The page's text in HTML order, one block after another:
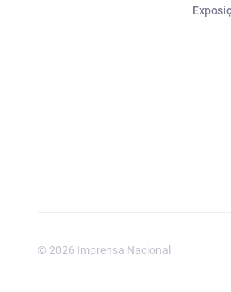
© 2026 Imprensa Nacional